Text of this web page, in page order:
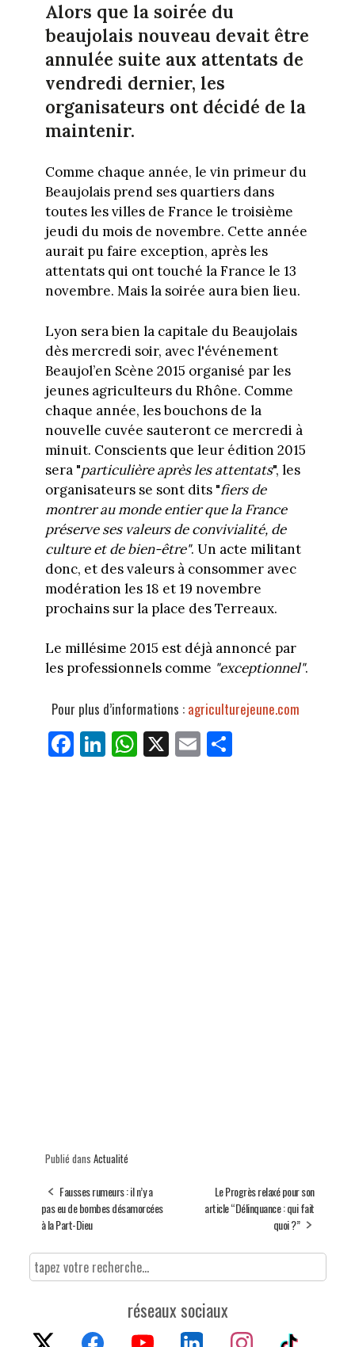
Alors que la soirée du
beaujolais nouveau devait être
annulée suite aux attentats de
vendredi dernier, les
organisateurs ont décidé de la
maintenir.
Comme chaque année, le vin primeur du
Beaujolais prend ses quartiers dans
toutes les villes de France le troisième
jeudi du mois de novembre. Cette année
aurait pu faire exception, après les
attentats qui ont touché la France le 13
novembre. Mais la soirée aura bien lieu.
Lyon sera bien la capitale du Beaujolais
dès mercredi soir, avec l'événement
Beaujol’en Scène 2015 organisé par les
jeunes agriculteurs du Rhône. Comme
chaque année, les bouchons de la
nouvelle cuvée sauteront ce mercredi à
minuit. Conscients que leur édition 2015
sera "particulière après les attentats", les
organisateurs se sont dits "fiers de
montrer au monde entier que la France
préserve ses valeurs de convivialité, de
culture et de bien-être". Un acte militant
donc, et des valeurs à consommer avec
modération les 18 et 19 novembre
prochains sur la place des Terreaux.
Le millésime 2015 est déjà annoncé par
les professionnels comme "exceptionnel".
Pour plus d’informations : agriculturejeune.com
Fa
ce
Li
nk
W
ha
X E
m
Pa
Publié dans Actualité
Fausses rumeurs : il n’y a
pas eu de bombes désamorcées
à la Part-Dieu
Le Progrès relaxé pour son
article “Délinquance : qui fait
quoi ?”
réseaux sociaux